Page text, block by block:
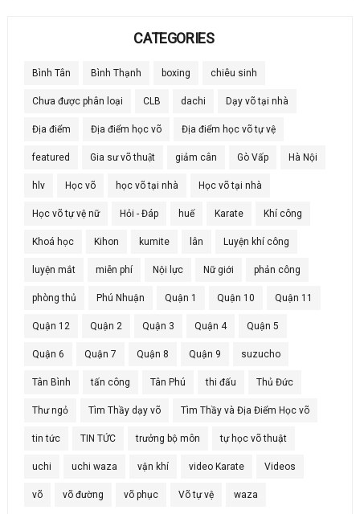
CATEGORIES
Bình Tân Bình Thạnh boxing chiêu sinh
Chưa được phân loại CLB dachi Dạy võ tại nhà
Địa điểm Địa điểm học võ Địa điểm học võ tự vệ
featured Gia sư võ thuật giảm cân Gò Vấp Hà Nội
hlv Học võ học võ tại nhà Học võ tại nhà
Học võ tự vệ nữ Hỏi - Đáp huế Karate Khí công
Khoá học Kihon kumite lân Luyện khí công
luyện mắt miễn phí Nội lực Nữ giới phản công
phòng thủ Phú Nhuận Quận 1 Quận 10 Quận 11
Quận 12 Quận 2 Quận 3 Quận 4 Quận 5
Quận 6 Quận 7 Quận 8 Quận 9 suzucho
Tân Bình tấn công Tân Phú thi đấu Thủ Đức
Thư ngỏ Tìm Thầy dạy võ Tìm Thầy và Địa Điểm Học võ
tin tức TIN TỨC trưởng bộ môn tự học võ thuật
uchi uchi waza vận khí video Karate Videos
võ võ đường võ phục Võ tự vệ waza